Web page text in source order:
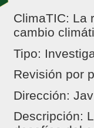
ClimaTIC: La
cambio
Tipo:
Revisión por
Dirección:
Descripción: